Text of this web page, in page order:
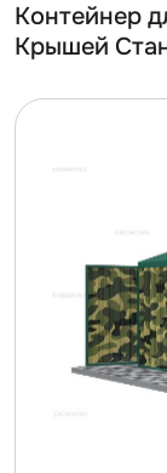
Контейнер
Крышей